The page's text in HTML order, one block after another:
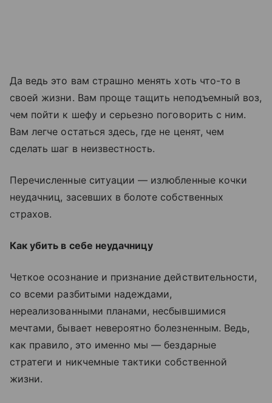
Да ведь это вам страшно менять хоть что-то в
своей жизни. Вам проще тащить неподъемный воз,
чем пойти к шефу и серьезно поговорить с ним.
Вам легче остаться здесь, где не ценят, чем
сделать шаг в неизвестность.
Перечисленные ситуации — излюбленные кочки
неудачниц, засевших в болоте собственных
страхов.
Как убить в себе неудачницу
Четкое осознание и признание действительности,
со всеми разбитыми надеждами,
нереализованными планами, несбывшимися
мечтами, бывает невероятно болезненным. Ведь,
как правило, это именно мы — бездарные
стратеги и никчемные тактики собственной
жизни.